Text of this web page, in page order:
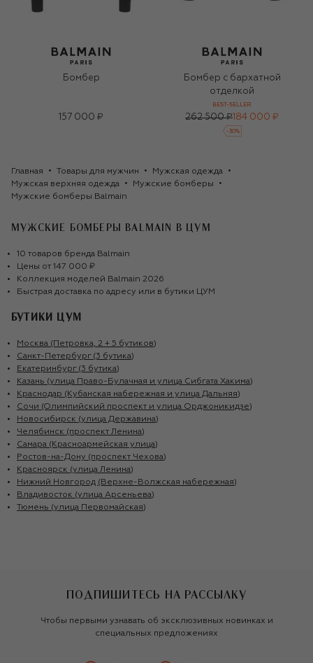
Бомбер
157 000 ₽
Бомбер с бархатной
отделкой
BEST-SELLER
262 500 ₽ 184 000 ₽
-30%
Главная Товары для мужчин
Мужская одежда
Мужская верхняя одежда
Мужские бомберы
Мужские бомберы Balmain
МУЖСКИЕ БОМБЕРЫ BALMAIN В ЦУМ
10 товаров бренда Balmain
Цены от 147 000 ₽
Коллекция моделей Balmain 2026
Быстрая доставка по адресу или в бутики ЦУМ
БУТИКИ ЦУМ
Москва (Петровка, 2 + 5 бутиков)
Санкт-Петербург (3 бутика)
Екатеринбург (3 бутика)
Казань (улица Право-Булачная и улица Сибгата Хакима)
Краснодар (Кубанская набережная и улица Дальняя)
Сочи (Олимпийский проспект и улица Орджоникидзе)
Новосибирск (улица Державина)
Челябинск (проспект Ленина)
Самара (Красноармейская улица)
Ростов-на-Дону (проспект Чехова)
Красноярск (улица Ленина)
Нижний Новгород (Верхне-Волжская набережная)
Владивосток (улица Арсеньева)
Тюмень (улица Первомайская)
ПОДПИШИТЕСЬ НА РАССЫЛКУ
Чтобы первыми узнавать об эксклюзивных новинках и
специальных предложениях